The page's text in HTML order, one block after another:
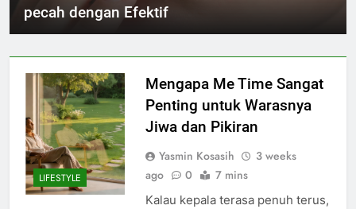
pecah dengan Efektif
LIFESTYLE
Mengapa Me Time Sangat
Penting untuk Warasnya
Jiwa dan Pikiran
Yasmin Kosasih
3 weeks
ago
0 7 mins
Kalau kepala terasa penuh terus,